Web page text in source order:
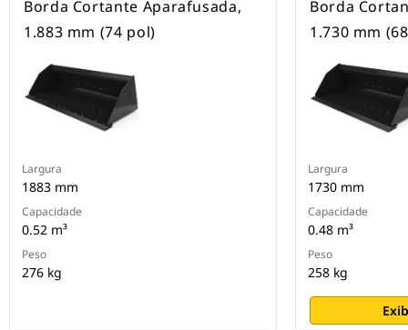
Borda Cortante Aparafusada,
1.883 mm (74 pol)
Largura
1883 mm
Capacidade
0.52 m³
Peso
276 kg
Borda
1.730 mm
Largura
1730 mm
Capacidade
0.48 m³
Peso
258 kg